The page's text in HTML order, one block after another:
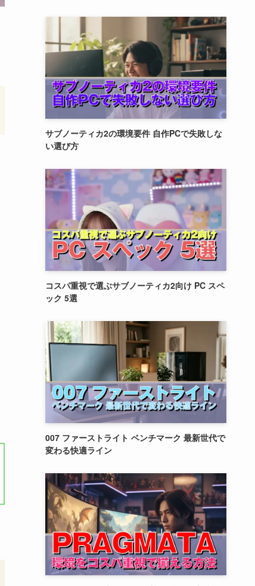
サブノーティカ2の環境要件 自作PCで失敗しな
い選び方
コスパ重視で選ぶサブノーティカ2向け PC スペ
ック 5選
007 ファーストライト ベンチマーク 最新世代で
変わる快適ライン